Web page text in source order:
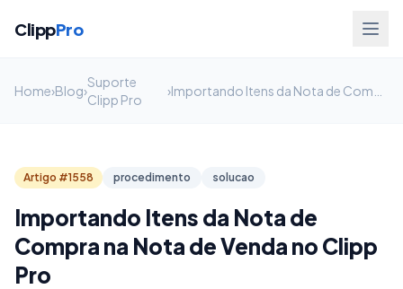
ClippPro
Home›Blog›
Suporte
Clipp Pro
›
Artigo #1558 procedimento solucao
Importando Itens da Nota de
Compra na Nota de Venda no Clipp
Pro